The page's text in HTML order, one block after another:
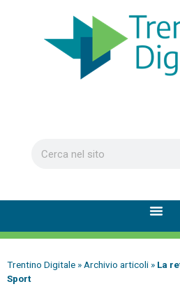
Trentino Digitale » Archivio articoli » La
Sport